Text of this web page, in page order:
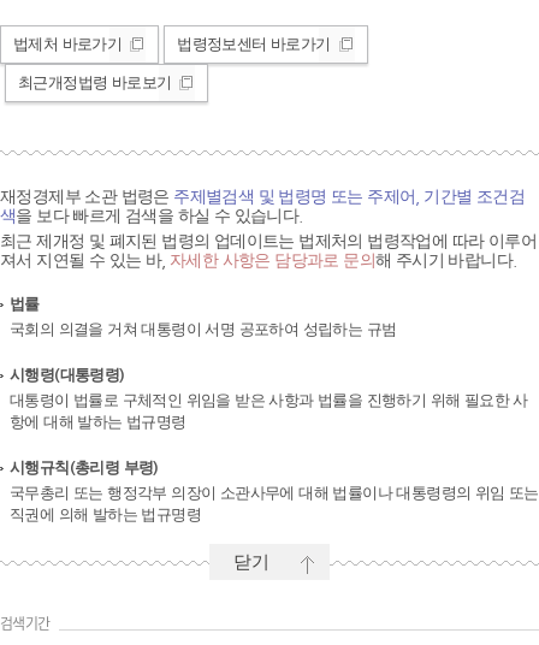
법제처 바로가기 법령정보센터 바로가기
최근개정법령 바로보기
재정경제부 소관 법령은 주제별검색 및 법령명 또는 주제어, 기간별 조건검
색을 보다 빠르게 검색을 하실 수 있습니다.
최근 제개정 및 폐지된 법령의 업데이트는 법제처의 법령작업에 따라 이루어
져서 지연될 수 있는 바, 자세한 사항은 담당과로 문의해 주시기 바랍니다.
법률
국회의 의결을 거쳐 대통령이 서명 공포하여 성립하는 규범
시행령(대통령령)
대통령이 법률로 구체적인 위임을 받은 사항과 법률을 진행하기 위해 필요한 사
항에 대해 발하는 법규명령
시행규칙(총리령 부령)
국무총리 또는 행정각부 의장이 소관사무에 대해 법률이나 대통령령의 위임 또는
직권에 의해 발하는 법규명령
닫기
검색기간